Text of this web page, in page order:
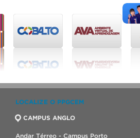
LOCALIZE O PPGCEM
CAMPUS ANGLO
Andar Térreo - Campus Porto